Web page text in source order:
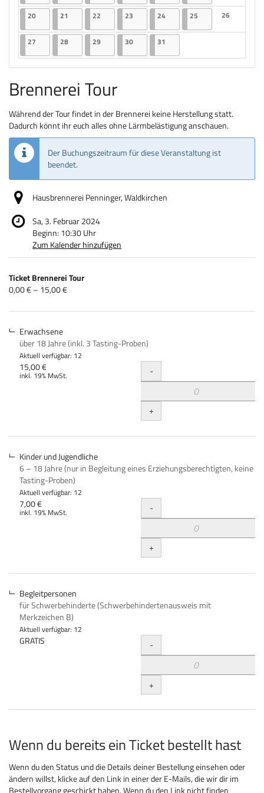
Keine
2020.07.2026
2 Veranstaltungen
21 21.07.2026
2 Veranstaltungen
22 22.07.2026
2 Veranstaltungen
23 23.07.2026
2 Veranstaltungen
2424.07.2026
2 Veranstaltungen
25 25.07.2026
2 Veranstaltungen
26
Keine
27 27.07.2026
2 Veranstaltungen
2828.07.2026
2 Veranstaltungen
2929.07.2026
2 Veranstaltungen
3030.07.2026
2 Veranstaltungen
31
Brennerei Tour
Während der Tour findet in der Brennerei keine Herstellung statt.
Dadurch könnt ihr euch alles ohne Lärmbelästigung anschauen.
Der Buchungszeitraum für diese Veranstaltung ist
beendet.
Hausbrennerei Penninger, Waldkirchen
Sa, 3. Februar 2024
Beginn: 10:30Uhr
Zum Kalender hinzufügen
Produkte
Unkategorisierte
Produkte
Ticket Brennerei Tour
von
bis
0,00 € – 15,00 €
Erwachsene
über 18 Jahre (inkl. 3 Tasting-Proben)
Aktuell verfügbar: 12
15,00 €
inkl. 19% MwSt. Menge
-
+
Kinder und Jugendliche
6 – 18 Jahre (nur in Begleitung eines Erziehungsberechtigten, keine
Tasting-Proben)
Aktuell verfügbar: 12
7,00 €
inkl. 19% MwSt. Menge
-
+
Begleitpersonen
für Schwerbehinderte (Schwerbehindertenausweis mit
Merkzeichen B)
Aktuell verfügbar: 12
GRATIS Menge
-
+
Wenn du bereits ein Ticket bestellt hast
Wenn du den Status und die Details deiner Bestellung einsehen oder
ändern willst, klicke auf den Link in einer der E-Mails, die wir dir im